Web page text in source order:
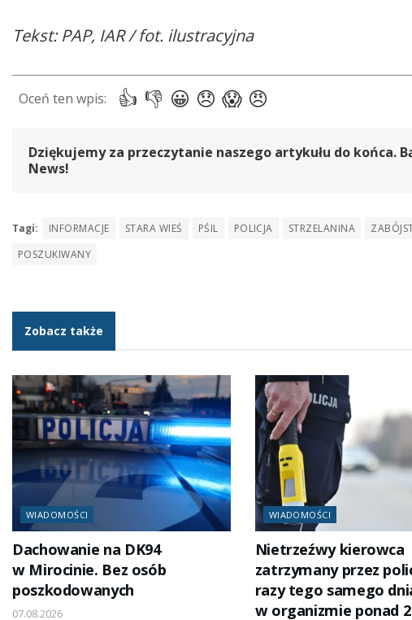
Tekst: PAP, IAR / fot. ilustracyjna
Dziękujemy za przeczytanie naszego artykułu do końca.
News!
Tagi: INFORMACJE STARA WIEŚ PŚIL POLICJA STRZELANINA
POSZUKIWANY
Zobacz także
WIADOMOŚCI
Dachowanie na DK94
w Mirocinie. Bez osób
poszkodowanych
07.08.2026
WIADOMOŚCI
Nietrzeźwy kierowca
zatrzymany przez
razy tego samego
w organizmie ponad